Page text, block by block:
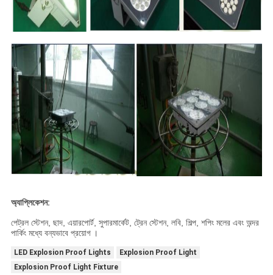
অ্যাপ্লিকেশন:
পেট্রল স্টেশন, ছাদ, এয়ারপোর্ট, সুপারমার্কেট, ট্রেন স্টেশন, লবি, শিল্প, শপিং মলের এবং অন্দর
পার্কিং মধ্যে বন্যভাবে প্রয়োগ।
LED Explosion Proof Lights
Explosion Proof Light
Explosion Proof Light Fixture